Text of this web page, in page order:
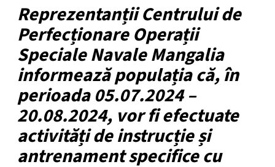
Reprezentanții Centrului de
Perfecționare Operații
Speciale Navale Mangalia
informează populația că, în
perioada 05.07.2024 –
20.08.2024, vor fi efectuate
activități de instrucție și
antrenament specifice cu